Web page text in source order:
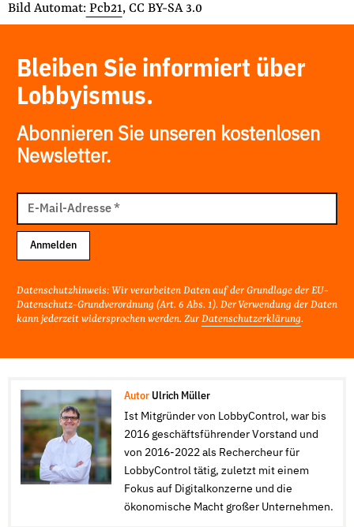
Bild Automat: Pcb21, CC BY-SA 3.0
Bleiben Sie informiert über
Lobbyismus.
Abonnieren Sie unseren kostenlosen
Newsletter.
Mail
Adresse
E-Mail-Adresse*
Anmelden
Datenschutzhinweis: Wir verarbeiten Daten auf der Grundlage der EU-
Datenschutz-Grundverordnung (Art. 6 Abs. 1). Der Verwendung der Daten
kann jederzeit widersprochen werden. Zur Datenschutzerklärung.
Autor Ulrich Müller
Ist Mitgründer von LobbyControl, war bis
2016 geschäftsführender Vorstand und
von 2016-2022 als Rechercheur für
LobbyControl tätig, zuletzt mit einem
Fokus auf Digitalkonzerne und die
ökonomische Macht großer Unternehmen.